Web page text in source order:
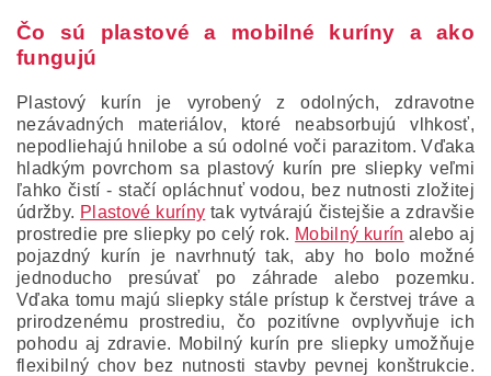
Čo sú plastové a mobilné kuríny a ako
fungujú
Plastový kurín je vyrobený z odolných, zdravotne
nezávadných materiálov, ktoré neabsorbujú vlhkosť,
nepodliehajú hnilobe a sú odolné voči parazitom. Vďaka
hladkým povrchom sa plastový kurín pre sliepky veľmi
ľahko čistí - stačí opláchnuť vodou, bez nutnosti zložitej
údržby. Plastové kuríny tak vytvárajú čistejšie a zdravšie
prostredie pre sliepky po celý rok. Mobilný kurín alebo aj
pojazdný kurín je navrhnutý tak, aby ho bolo možné
jednoducho presúvať po záhrade alebo pozemku.
Vďaka tomu majú sliepky stále prístup k čerstvej tráve a
prirodzenému prostrediu, čo pozitívne ovplyvňuje ich
pohodu aj zdravie. Mobilný kurín pre sliepky umožňuje
flexibilný chov bez nutnosti stavby pevnej konštrukcie.